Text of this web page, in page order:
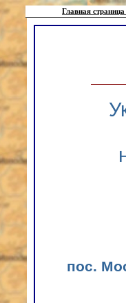
Главная
пос.